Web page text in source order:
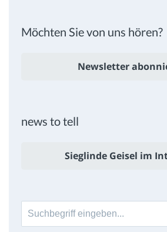
Möchten Sie von uns hören?
Newsletter
news to tell
Sieglinde Geisel im
Suche
nach: